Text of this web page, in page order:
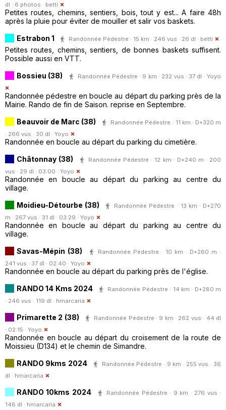
dl · 6 photos · betti
Petites routes, chemins, sentiers, bois, tout y est... A faire 48h
après la pluie pour éviter de mouiller et salir vos baskets.
Estrabon 1
Randonnée Pédestre · 15 km · 246 vus · 26 dl · betti
Petites routes, chemins, sentiers, de bonnes baskets suffisent.
Possible aussi en VTT.
Bossieu (38)
Randonnée Pédestre · 9 km · 232 vus · 37 dl ·Yoyo
Randonnée pédestre en boucle au départ du parking près de la
Mairie. Rando de fin de Saison. reprise en Septembre.
Beauvoir de Marc (38)
Randonnée Pédestre · 11 km · D+320 m
· 266 vus · 30 dl · Yoyo
Randonnée en boucle au départ du parking du cimetière.
Châtonnay (38)
Randonnée Pédestre · 12 km · D+240 m · 200
vus · 29 dl · 03:00 · Yoyo
Randonnée en boucle au départ du parking au centre du
village.
Moidieu-Détourbe (38)
Randonnée Pédestre · 13 km · D+270
m · 267 vus · 31 dl · 03:29 · Yoyo
Randonnée en boucle au départ du parking au centre du
village.
Savas-Mépin (38)
Randonnée Pédestre · 10 km · D+260 m ·
241 vus · 37 dl · 02:40 · Yoyo
Randonnée en boucle au départ du parking près de l'église.
RANDO 14 Kms 2024
Randonnée Pédestre · 14 km · D+280 m
· 246 vus · 119 dl · hmarcaria
Primarette 2 (38)
Randonnée Pédestre · 9 km · 262 vus · 44 dl
· 02:15 · Yoyo
Randonnée en boucle au départ du croisement de la route de
Moissieu (D134) et le chemin de Simandre.
RANDO 9kms 2024
Randonnée Pédestre · 9 km · 255 vus · 36
dl · hmarcaria
RANDO 10kms 2024
Randonnée Pédestre · 9 km · 276 vus ·
148 dl · hmarcaria